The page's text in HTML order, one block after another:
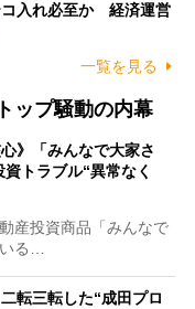
コ入れ必至か 経済運営
一覧を見る
ップ騒動の内幕
》「みんなで大家さ
トラブル“異常なく
産投資商品「みんなで
る…
転三転した“成田プロ